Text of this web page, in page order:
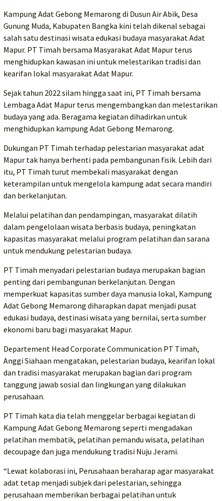
Kampung Adat Gebong Memarong di Dusun Air Abik, Desa
Gunung Muda, Kabupaten Bangka kini telah dikenal sebagai
salah satu destinasi wisata edukasi budaya masyarakat Adat
Mapur. PT Timah bersama Masyarakat Adat Mapur terus
menghidupkan kawasan ini untuk melestarikan tradisi dan
kearifan lokal masyarakat Adat Mapur.
Sejak tahun 2022 silam hingga saat ini, PT Timah bersama
Lembaga Adat Mapur terus mengembangkan dan melestarikan
budaya yang ada. Beragama kegiatan dihadirkan untuk
menghidupkan kampung Adat Gebong Memarong.
Dukungan PT Timah terhadap pelestarian masyarakat adat
Mapur tak hanya berhenti pada pembangunan fisik. Lebih dari
itu, PT Timah turut membekali masyarakat dengan
keterampilan untuk mengelola kampung adat secara mandiri
dan berkelanjutan.
Melalui pelatihan dan pendampingan, masyarakat dilatih
dalam pengelolaan wisata berbasis budaya, peningkatan
kapasitas masyarakat melalui program pelatihan dan sarana
untuk mendukung pelestarian budaya.
PT Timah menyadari pelestarian budaya merupakan bagian
penting dari pembangunan berkelanjutan. Dengan
memperkuat kapasitas sumber daya manusia lokal, Kampung
Adat Gebong Memarong diharapkan dapat menjadi pusat
edukasi budaya, destinasi wisata yang bernilai, serta sumber
ekonomi baru bagi masyarakat Mapur.
Departement Head Corporate Communication PT Timah,
Anggi Siahaan mengatakan, pelestarian budaya, kearifan lokal
dan tradisi masyarakat merupakan bagian dari program
tanggung jawab sosial dan lingkungan yang dilakukan
perusahaan.
PT Timah kata dia telah menggelar berbagai kegiatan di
Kampung Adat Gebong Memarong seperti mengadakan
pelatihan membatik, pelatihan pemandu wisata, pelatihan
decoupage dan juga mendukung tradisi Nuju Jerami.
“Lewat kolaborasi ini, Perusahaan beraharap agar masyarakat
adat tetap menjadi subjek dari pelestarian, sehingga
perusahaan memberikan berbagai pelatihan untuk